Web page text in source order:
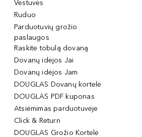
Vestuvės
Ruduo
Parduotuvių grožio
paslaugos
Raskite tobulą dovaną
Dovanų idėjos Jai
Dovanų idėjos Jam
DOUGLAS Dovanų kortelė
DOUGLAS PDF kuponas
Atsiėmimas parduotuvėje
Click & Return
DOUGLAS Grožio Kortelė